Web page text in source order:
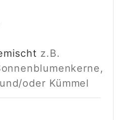
z.B.
oder Kümmel